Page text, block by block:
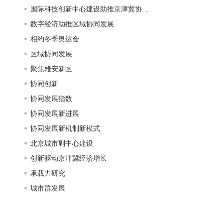
国际科技创新中心建设助推京津冀协同发展
数字经济助推区域协同发展
相约冬季奥运会
区域协同发展
聚焦雄安新区
协同创新
协同发展指数
协同发展新进展
协同发展新机制新模式
北京城市副中心建设
创新驱动京津冀经济增长
承载力研究
城市群发展